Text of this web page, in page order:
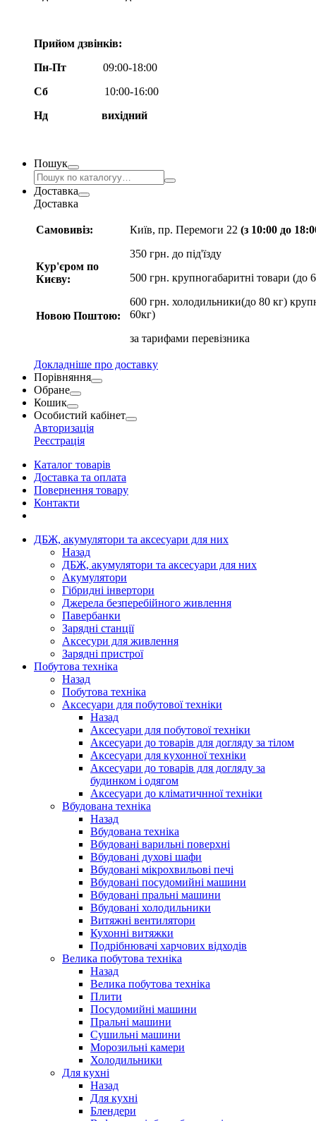
Прийом дзвінків:
Пн-Пт
09:00-18:00
Сб
10:00-16:00
Нд вихідний
Пошук
Доставка
Доставка
Самовивіз:
Кур'єром по
Києву:
Новою Поштою:
Київ, пр. Перемоги 22 (з 10:00 до
350 грн. до під'їзду
500 грн. крупногабаритні товари (до
600 грн. холодильники(до 80 кг)
60кг)
за тарифами перевізника
Докладніше про доставку
Порівняння
Обране
Кошик
Особистий кабінет
Авторизація
Реєстрація
Каталог товарів
Доставка та оплата
Повернення товару
Контакти
ДБЖ, акумулятори та аксесуари для них
Назад
ДБЖ, акумулятори та аксесуари для них
Акумулятори
Гібридні інвертори
Джерела безперебійного живлення
Павербанки
Зарядні станції
Аксесури для живлення
Зарядні пристрої
Побутова техніка
Назад
Побутова техніка
Аксесуари для побутової техніки
Назад
Аксесуари для побутової техніки
Аксесуари до товарів для догляду за тілом
Аксесуари для кухонної техніки
Аксесуари до товарів для догляду за
будинком і одягом
Аксесуари до кліматичнної техніки
Вбудована техніка
Назад
Вбудована техніка
Вбудовані варильні поверхні
Вбудовані духові шафи
Вбудовані мікрохвильові печі
Вбудовані посудомийні машини
Вбудовані пральні машини
Вбудовані холодильники
Витяжні вентилятори
Кухонні витяжки
Подрібнювачі харчових відходів
Велика побутова техніка
Назад
Велика побутова техніка
Плити
Посудомийні машини
Пральні машини
Сушильні машини
Морозильні камери
Холодильники
Для кухні
Назад
Для кухні
Блендери